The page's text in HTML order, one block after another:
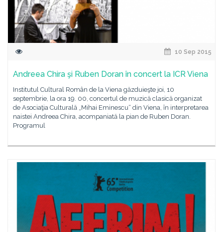
10 Sep 2015
Andreea Chira şi Ruben Doran în concert la ICR Viena
Institutul Cultural Român de la Viena găzduieşte joi, 10
septembrie, la ora 19. 00, concertul de muzică clasică organizat
de Asociaţia Culturală „Mihai Eminescu“ din Viena, în interpretarea
naistei Andreea Chira, acompaniată la pian de Ruben Doran.
Programul